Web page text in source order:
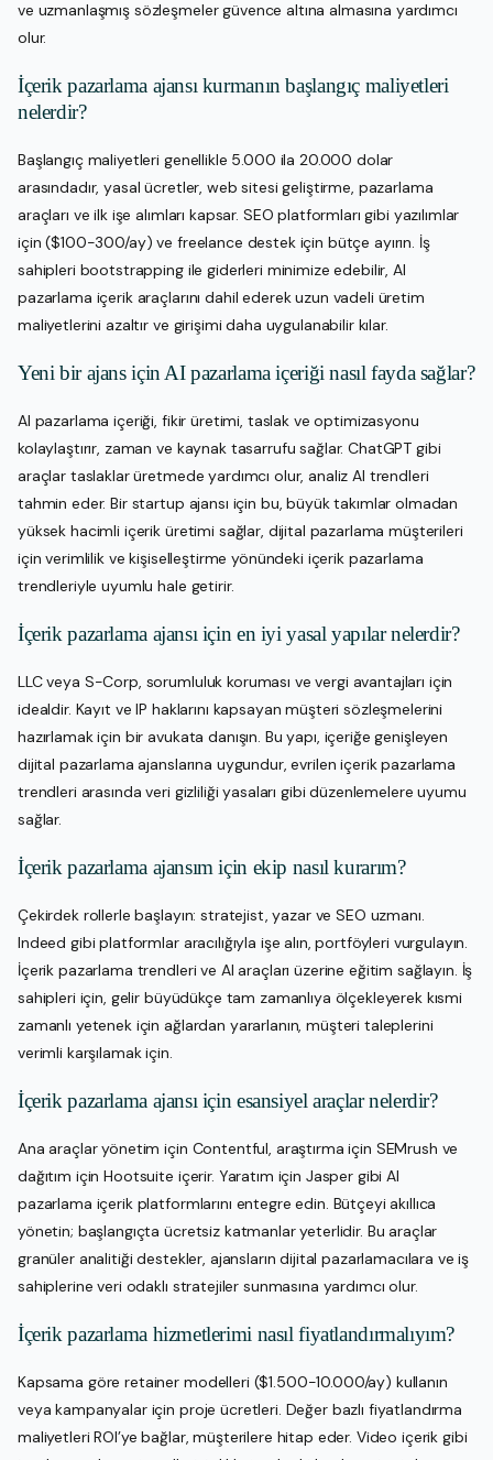
ve uzmanlaşmış sözleşmeler güvence altına almasına yardımcı
olur.
İçerik pazarlama ajansı kurmanın başlangıç maliyetleri
nelerdir?
Başlangıç maliyetleri genellikle 5.000 ila 20.000 dolar
arasındadır, yasal ücretler, web sitesi geliştirme, pazarlama
araçları ve ilk işe alımları kapsar. SEO platformları gibi yazılımlar
için ($100-300/ay) ve freelance destek için bütçe ayırın. İş
sahipleri bootstrapping ile giderleri minimize edebilir, AI
pazarlama içerik araçlarını dahil ederek uzun vadeli üretim
maliyetlerini azaltır ve girişimi daha uygulanabilir kılar.
Yeni bir ajans için AI pazarlama içeriği nasıl fayda sağlar?
AI pazarlama içeriği, fikir üretimi, taslak ve optimizasyonu
kolaylaştırır, zaman ve kaynak tasarrufu sağlar. ChatGPT gibi
araçlar taslaklar üretmede yardımcı olur, analiz AI trendleri
tahmin eder. Bir startup ajansı için bu, büyük takımlar olmadan
yüksek hacimli içerik üretimi sağlar, dijital pazarlama müşterileri
için verimlilik ve kişiselleştirme yönündeki içerik pazarlama
trendleriyle uyumlu hale getirir.
İçerik pazarlama ajansı için en iyi yasal yapılar nelerdir?
LLC veya S-Corp, sorumluluk koruması ve vergi avantajları için
idealdir. Kayıt ve IP haklarını kapsayan müşteri sözleşmelerini
hazırlamak için bir avukata danışın. Bu yapı, içeriğe genişleyen
dijital pazarlama ajanslarına uygundur, evrilen içerik pazarlama
trendleri arasında veri gizliliği yasaları gibi düzenlemelere uyumu
sağlar.
İçerik pazarlama ajansım için ekip nasıl kurarım?
Çekirdek rollerle başlayın: stratejist, yazar ve SEO uzmanı.
Indeed gibi platformlar aracılığıyla işe alın, portföyleri vurgulayın.
İçerik pazarlama trendleri ve AI araçları üzerine eğitim sağlayın. İş
sahipleri için, gelir büyüdükçe tam zamanlıya ölçekleyerek kısmi
zamanlı yetenek için ağlardan yararlanın, müşteri taleplerini
verimli karşılamak için.
İçerik pazarlama ajansı için esansiyel araçlar nelerdir?
Ana araçlar yönetim için Contentful, araştırma için SEMrush ve
dağıtım için Hootsuite içerir. Yaratım için Jasper gibi AI
pazarlama içerik platformlarını entegre edin. Bütçeyi akıllıca
yönetin; başlangıçta ücretsiz katmanlar yeterlidir. Bu araçlar
granüler analitiği destekler, ajansların dijital pazarlamacılara ve iş
sahiplerine veri odaklı stratejiler sunmasına yardımcı olur.
İçerik pazarlama hizmetlerimi nasıl fiyatlandırmalıyım?
Kapsama göre retainer modelleri ($1.500-10.000/ay) kullanın
veya kampanyalar için proje ücretleri. Değer bazlı fiyatlandırma
maliyetleri ROI’ye bağlar, müşterilere hitap eder. Video içerik gibi